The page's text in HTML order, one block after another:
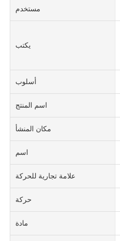
مستخدم
يكتب
أسلوب
اسم المنتج
مكان المنشأ
اسم
علامة تجارية للحركة
حركة
مادة